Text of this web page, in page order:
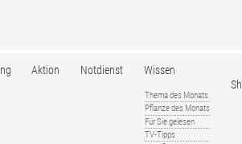
Aktion Notdienst Wissen
Thema des Monats
Pflanze des Monats
Für Sie gelesen
TV-Tipps